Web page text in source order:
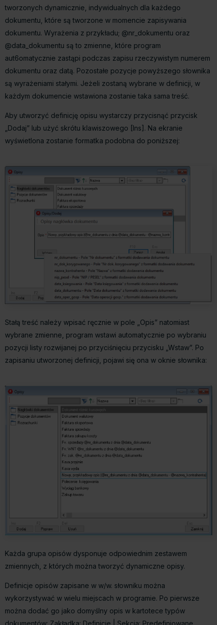
tworzonych dynamicznie, indywidualnych dla każdego
dokumentu, które są tworzone w momencie zapisywania
dokumentu. Wyrażenia z przykładu; @nr_dokumentu oraz
@data_dokumentu są to zmienne, które program
aut6omatycznie zastąpi podczas zapisu rzeczywistym numerem
dokumentu oraz datą. Pozostałe pozycje powyższego słownika
są wyrażeniami stałymi. Jeżeli zostaną wybrane w definicji, w
każdym dokumencie wstawiona zostanie taka sama treść.
Aby utworzyć definicję opisu wystarczy przycisnąć przycisk
„Dodaj” lub użyć skrótu klawiszowego [Ins]. Na ekranie
wyświetlona zostanie formatka podobna do poniższej:
Stałą treść należy wpisać ręcznie w pole „Opis” natomiast
wybrane zmienne, program wstawi automatycznie po wybraniu
pozycji listy rozwijanej po przyciśnięciu przycisku „Wstaw”. Po
zapisaniu utworzonej definicji, pojawi się ona w oknie słownika:
Każda grupa opisów dysponuje odpowiednim zestawem
zmiennych, z których można tworzyć dynamiczne opisy.
Definicje opisów zapisane w w/w. słowniku można
wykorzystywać w wielu miejscach w programie. Po pierwsze
można dodać go jako domyślny opis w kartotece typów
dokumentów: Zakładka: Definicje | Sekcja: Predefiniowane